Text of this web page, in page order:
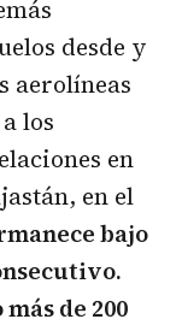
desde y
aerolíneas
los
en
en el
bajo
de 200